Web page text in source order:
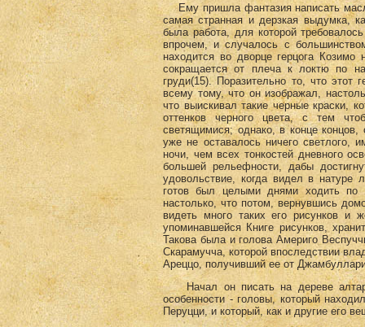
Ему пришла фантазия написать
самая странная и дерзкая выдумка,
была работа, для которой
впрочем, и случалось с
находится во дворце герцога
сокращается от плеча к локтю по
груди(15). Поразительно то, что этот
всему тому, что он изображал,
что выискивал такие черные краски,
оттенков черного цвета, с тем
светящимися; однако, в конце
уже не оставалось ничего светлого,
ночи, чем всех тонкостей дневного
большей рельефности, дабы
удовольствие, когда видел в
готов был целыми днями ходить по
настолько, что потом, вернувшись
видеть много таких его рисунков
упоминавшейся Книге рисунков,
Такова была и голова Америго
Скарамучча, которой впоследствии
Ареццо, получивший ее от
Начал он писать на дереве
особенности - головы, который
Перуцци, и который, как и другие его